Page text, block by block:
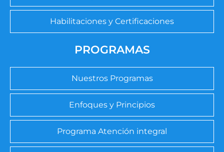
Habilitaciones y Certificaciones
PROGRAMAS
Nuestros Programas
Enfoques y Principios
Programa Atención integral